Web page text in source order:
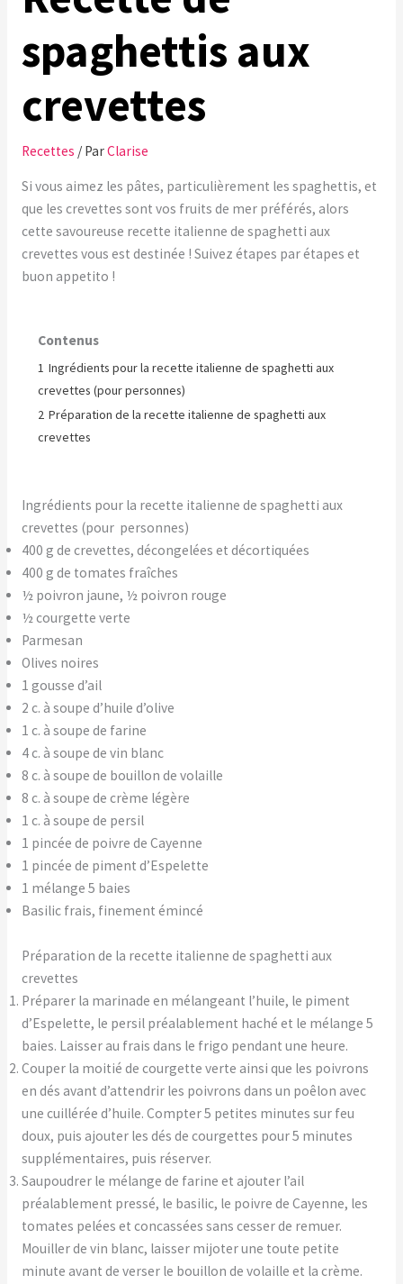
spaghettis aux
crevettes
Recettes / ParClarise
Si vous aimez les pâtes, particulièrement les spaghettis, et
que les crevettes sont vos fruits de mer préférés, alors
cette savoureuse recette italienne de spaghetti aux
crevettes vous est destinée ! Suivez étapes par étapes et
buon appetito !
Contenus
1 Ingrédients pour la recette italienne de spaghetti aux
crevettes (pour personnes)
2 Préparation de la recette italienne de spaghetti aux
crevettes
Ingrédients pour la recette italienne de spaghetti aux
crevettes (pour personnes)
400 g de crevettes, décongelées et décortiquées
400 g de tomates fraîches
½ poivron jaune, ½ poivron rouge
½ courgette verte
Parmesan
Olives noires
1 gousse d’ail
2 c. à soupe d’huile d’olive
1 c. à soupe de farine
4 c. à soupe de vin blanc
8 c. à soupe de bouillon de volaille
8 c. à soupe de crème légère
1 c. à soupe de persil
1 pincée de poivre de Cayenne
1 pincée de piment d’Espelette
1 mélange 5 baies
Basilic frais, finement émincé
Préparation de la recette italienne de spaghetti aux
crevettes
Préparer la marinade en mélangeant l’huile, le piment
d’Espelette, le persil préalablement haché et le mélange 5
baies. Laisser au frais dans le frigo pendant une heure.
Couper la moitié de courgette verte ainsi que les poivrons
en dés avant d’attendrir les poivrons dans un poêlon avec
une cuillérée d’huile. Compter 5 petites minutes sur feu
doux, puis ajouter les dés de courgettes pour 5 minutes
supplémentaires, puis réserver.
Saupoudrer le mélange de farine et ajouter l’ail
préalablement pressé, le basilic, le poivre de Cayenne, les
tomates pelées et concassées sans cesser de remuer.
Mouiller de vin blanc, laisser mijoter une toute petite
minute avant de verser le bouillon de volaille et la crème.